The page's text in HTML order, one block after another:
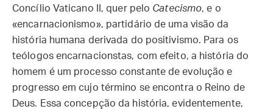
Concílio Vaticano II, quer pelo Catecismo, e o
«encarnacionismo», partidário de uma visão da
história humana derivada do positivismo. Para os
teólogos encarnacionstas, com efeito, a história do
homem é um processo constante de evolução e
progresso em cujo término se encontra o Reino de
Deus. Essa concepção da história, evidentemente,